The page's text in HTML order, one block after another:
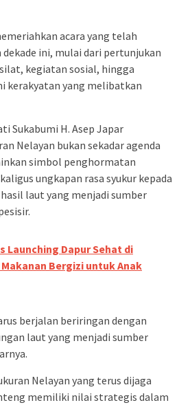
acara yang telah
ini, mulai dari pertunjukan
kegiatan sosial, hingga
kerakyatan yang melibatkan
Sukabumi H. Asep Japar
Nelayan bukan sekadar agenda
simbol penghormatan
ungkapan rasa syukur kepada
hasil laut yang menjadi sumber
Launching Dapur Sehat di
Bergizi untuk Anak
berjalan beriringan dengan
laut yang menjadi sumber
Nelayan yang terus dijaga
memiliki nilai strategis dalam